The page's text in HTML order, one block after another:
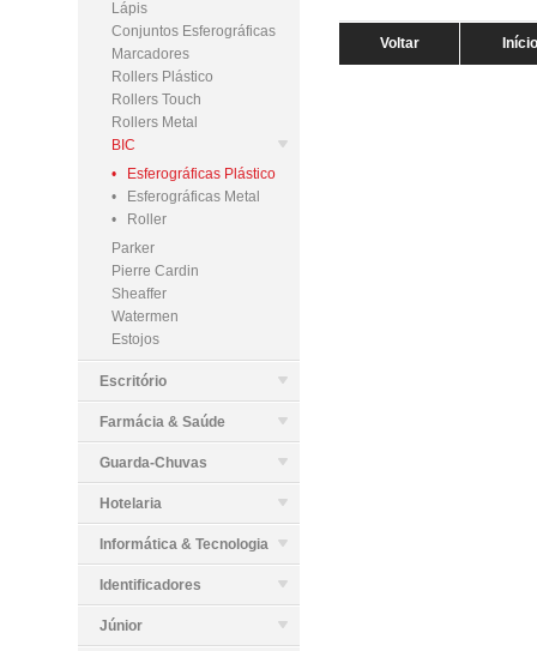
Lápis
Conjuntos Esferográficas
Marcadores
Rollers Plástico
Rollers Touch
Rollers Metal
BIC
• Esferográficas Plástico
• Esferográficas Metal
• Roller
Parker
Pierre Cardin
Sheaffer
Watermen
Estojos
Escritório
Farmácia & Saúde
Guarda-Chuvas
Hotelaria
Informática & Tecnologia
Identificadores
Júnior
Voltar Início